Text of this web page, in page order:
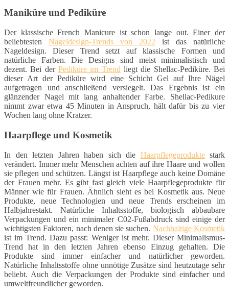
Maniküre und Pediküre
Der klassische French Manicure ist schon lange out. Einer der
beliebtesten Nageldesign-Trends von 2022 ist das natürliche
Nageldesign. Dieser Trend setzt auf klassische Formen und
natürliche Farben. Die Designs sind meist minimalistisch und
dezent. Bei der Pediküre im Trend liegt die Shellac-Pediküre. Bei
dieser Art der Pediküre wird eine Schicht Gel auf Ihre Nägel
aufgetragen und anschließend versiegelt. Das Ergebnis ist ein
glänzender Nagel mit lang anhaltender Farbe. Shellac-Pedikure
nimmt zwar etwa 45 Minuten in Anspruch, hält dafür bis zu vier
Wochen lang ohne Kratzer.
Haarpflege und Kosmetik
In den letzten Jahren haben sich die Haarpflegeproduktestark
verändert. Immer mehr Menschen achten auf ihre Haare und wollen
sie pflegen und schützen. Längst ist Haarpflege auch keine Domäne
der Frauen mehr. Es gibt fast gleich viele Haarpflegeprodukte für
Männer wie für Frauen. Ähnlich sieht es bei Kosmetik aus. Neue
Produkte, neue Technologien und neue Trends erscheinen im
Halbjahrestakt. Natürliche Inhaltsstoffe, biologisch abbaubare
Verpackungen und ein minimaler C02-Fußabdruck sind einige der
wichtigsten Faktoren, nach denen sie suchen. Nachhaltige Kosmetik
ist im Trend. Dazu passt: Weniger ist mehr. Dieser Minimalismus-
Trend hat in den letzten Jahren ebenso Einzug gehalten. Die
Produkte sind immer einfacher und natürlicher geworden.
Natürliche Inhaltsstoffe ohne unnötige Zusätze sind heutzutage sehr
beliebt. Auch die Verpackungen der Produkte sind einfacher und
umweltfreundlicher geworden.